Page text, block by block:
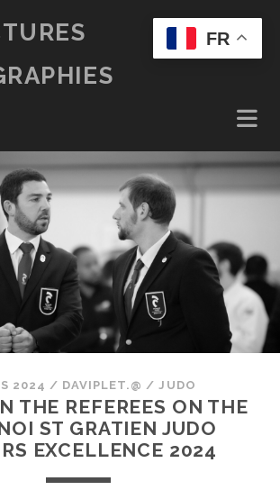
2024 / DAVIPLET.@ /JUDO
THE REFEREES ON THE
ST GRATIEN JUDO
EXCELLENCE 2024
FR